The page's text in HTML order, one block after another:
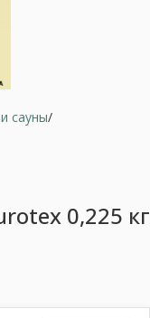
сауны
0,225 кг